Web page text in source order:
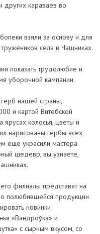
других караваев во
взяли за основу и для
села в Чашниках.
показать трудолюбие и
уборочной кампании.
нашей страны,
и картой Витебской
ярусах колосья, цветы и
нарисованы гербы всех
еще украсили мастера
шедевр, вы узнаете,
филиалы представят на
полюбившейся продукции
новинки
«Вандроўка» и
с сырным вкусом, со